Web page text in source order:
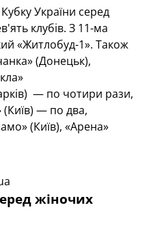
України серед
клубів. З 11-ма
«Житлобуд-1». Також
(Донецьк),
— по чотири рази,
(Київ) — по два,
(Київ), «Арена»
жіночих